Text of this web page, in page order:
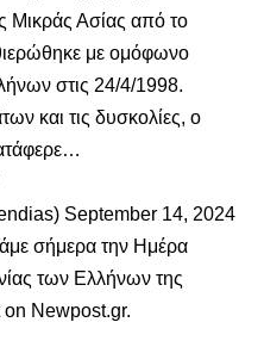
Μικράς Ασίας από το
με ομόφωνο
στις 24/4/1998.
και τις δυσκολίες, ο
September 14, 2024
σήμερα την Ημέρα
των Ελλήνων της
on Newpost.gr.